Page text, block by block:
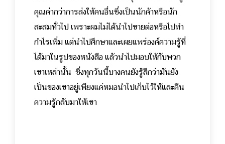
คุณค่ากว่าการส่งให้คนอื่นซึ่งเป็นนักค้าหรือนัก
สะสมทั่วไป เพราะผมไม่ได้นำไปขายต่อหรือไปทำ
กำไรเพิ่ม แต่นำไปศึกษาและเผยแพร่องค์ความรู้ที่
ได้มาในรูปของหนังสือ แล้วนำไปมอบให้กับพวก
เขาเหล่านั้น ซึ่งทุกวันนี้บางคนยังรู้สึกว่ามันยัง
เป็นของเขาอยู่เพียงแค่หมอนำไปเก็บไว้ให้และคืน
ความรู้กลับมาให้เขา